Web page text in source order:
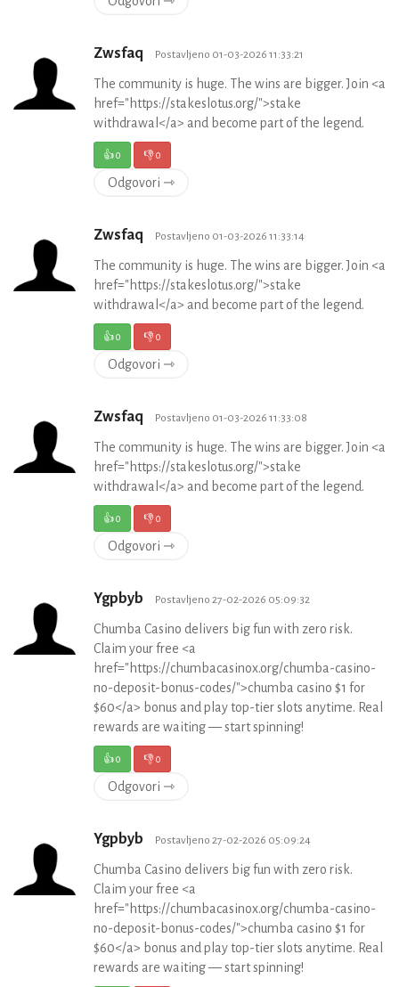
Zwsfaq Postavljeno 01-03-2026 11:33:21
The community is huge. The wins are bigger. Join <a
href="https://stakeslotus.org/">stake
withdrawal</a> and become part of the legend.
👍0 👎0
Odgovori ⇾
Zwsfaq Postavljeno 01-03-2026 11:33:14
The community is huge. The wins are bigger. Join <a
href="https://stakeslotus.org/">stake
withdrawal</a> and become part of the legend.
👍0 👎0
Odgovori ⇾
Zwsfaq Postavljeno 01-03-2026 11:33:08
The community is huge. The wins are bigger. Join <a
href="https://stakeslotus.org/">stake
withdrawal</a> and become part of the legend.
👍0 👎0
Odgovori ⇾
Ygpbyb Postavljeno 27-02-2026 05:09:32
Chumba Casino delivers big fun with zero risk.
Claim your free <a
href="https://chumbacasinox.org/chumba-casino-
no-deposit-bonus-codes/">chumba casino $1 for
$60</a> bonus and play top-tier slots anytime. Real
rewards are waiting — start spinning!
👍0 👎0
Odgovori ⇾
Ygpbyb Postavljeno 27-02-2026 05:09:24
Chumba Casino delivers big fun with zero risk.
Claim your free <a
href="https://chumbacasinox.org/chumba-casino-
no-deposit-bonus-codes/">chumba casino $1 for
$60</a> bonus and play top-tier slots anytime. Real
rewards are waiting — start spinning!